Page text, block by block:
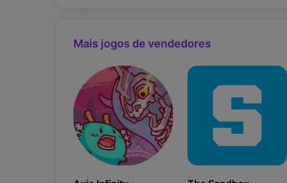
Mais jogos de vendedores